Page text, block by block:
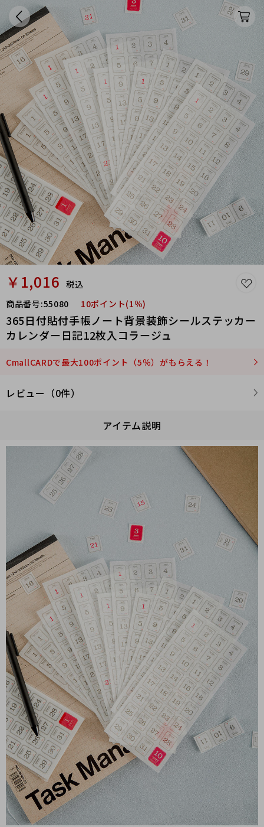
￥1,016 税込
商品番号:55080 10ポイント(1％)
365日付貼付手帳ノート背景装飾シールステッカー
カレンダー日記12枚入コラージュ
CmallCARDで最大100ポイント（5％）がもらえる！
レビュー（0件）
アイテム説明